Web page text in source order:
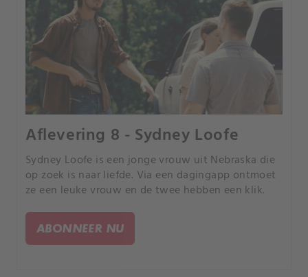
Aflevering 8 - Sydney Loofe
Sydney Loofe is een jonge vrouw uit Nebraska die
op zoek is naar liefde. Via een dagingapp ontmoet
ze een leuke vrouw en de twee hebben een klik.
ABONNEER NU